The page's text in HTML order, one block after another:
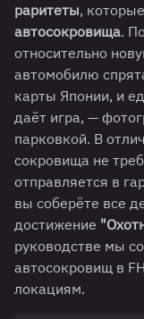
раритеты,
автосокровища.
относительно
автомобилю
карты Японии, и
даёт игра, —
парковкой. В
сокровища не
отправляется в
вы соберёте все
достижение
руководстве мы
автосокровищ в
локациям.